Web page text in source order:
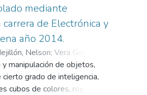
telefónica y su
avances en el campo de las
red de transporte o
estudio.
comparando con los
con las tendencias de
mediante
de Electrónica y
año 2014.
Nelson; Vera González,
manipulación de objetos,
grado de inteligencia,
cubos de colores, rojo,